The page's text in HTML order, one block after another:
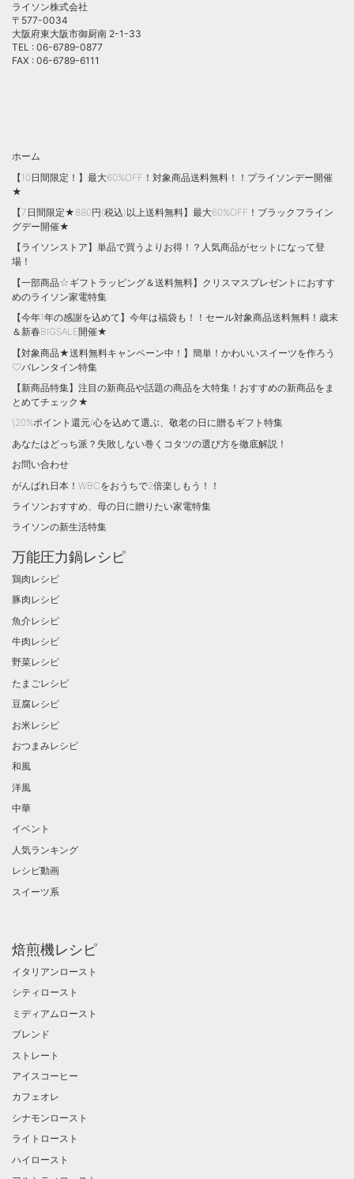
ライソン株式会社
〒577-0034
大阪府東大阪市御厨南 2-1-33
TEL : 06-6789-0877
FAX : 06-6789-6111
ホーム
【10日間限定！】最大60%OFF！対象商品送料無料！！プライソンデー開催
★
【7日間限定★880円(税込)以上送料無料】最大60%OFF！ブラックフライン
グデー開催★
【ライソンストア】単品で買うよりお得！？人気商品がセットになって登
場！
【一部商品☆ギフトラッピング＆送料無料】クリスマスプレゼントにおすす
めのライソン家電特集
【今年1年の感謝を込めて】今年は福袋も！！セール対象商品送料無料！歳末
＆新春BIGSALE開催★
【対象商品★送料無料キャンペーン中！】簡単！かわいいスイーツを作ろう
♡バレンタイン特集
【新商品特集】注目の新商品や話題の商品を大特集！おすすめの新商品をま
とめてチェック★
\20%ポイント還元/心を込めて選ぶ、敬老の日に贈るギフト特集
あなたはどっち派？失敗しない巻くコタツの選び方を徹底解説！
お問い合わせ
がんばれ日本！WBCをおうちで2倍楽しもう！！
ライソンおすすめ、母の日に贈りたい家電特集
ライソンの新生活特集
万能圧力鍋レシピ
鶏肉レシピ
豚肉レシピ
魚介レシピ
牛肉レシピ
野菜レシピ
たまごレシピ
豆腐レシピ
お米レシピ
おつまみレシピ
和風
洋風
中華
イベント
人気ランキング
レシピ動画
スイーツ系
焙煎機レシピ
イタリアンロースト
シティロースト
ミディアムロースト
ブレンド
ストレート
アイスコーヒー
カフェオレ
シナモンロースト
ライトロースト
ハイロースト